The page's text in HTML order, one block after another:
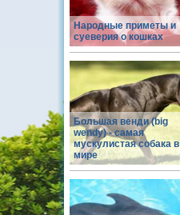
Народные приметы и
суеверия о кошках
Большая венди (big
wendy) - самая
мускулистая собака в
мире